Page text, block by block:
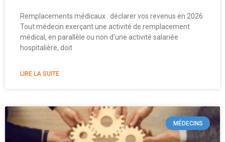
Remplacements médicaux : déclarer vos revenus en 2026
Tout médecin exerçant une activité de remplacement
médical, en parallèle ou non d’une activité salariée
hospitalière, doit
LIRE LA SUITE
MÉDECINS